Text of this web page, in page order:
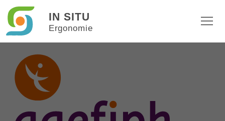
IN SITU
Ergonomie